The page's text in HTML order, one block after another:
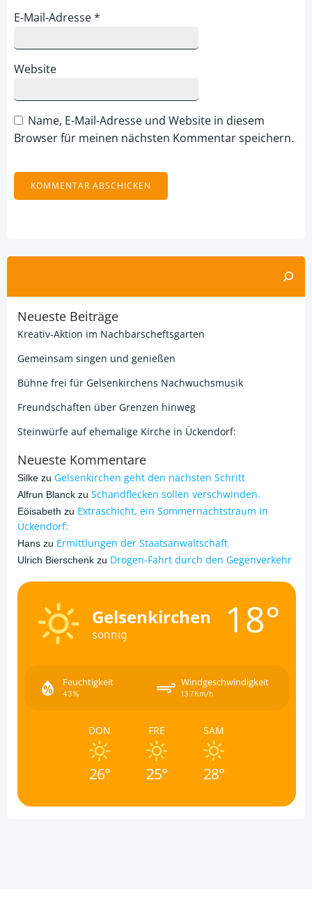
E-Mail-Adresse*
Website
Name, E-Mail-Adresse und Website in diesem
Browser für meinen nächsten Kommentar speichern.
Neueste Beiträge
Kreativ-Aktion im Nachbarscheftsgarten
Gemeinsam singen und genießen
Bühne frei für Gelsenkirchens Nachwuchsmusik
Freundschaften über Grenzen hinweg
Steinwürfe auf ehemalige Kirche in Ückendorf:
Neueste Kommentare
Silke zu Gelsenkirchen geht den nächsten Schritt
Alfrun Blanck zu Schandflecken sollen verschwinden.
Eöisabeth zu Extraschicht, ein Sommernachtstraum in
Ückendorf:
Hans zu Ermittlungen der Staatsanwaltschaft
Ulrich Bierschenk zu Drogen-Fahrt durch den Gegenverkehr
Gelsenkirchen
sonnig 18°
Feuchtigkeit
43%
Windgeschwindigkeit
13.7Km/h
DON
26°
FRE
25°
SAM
28°